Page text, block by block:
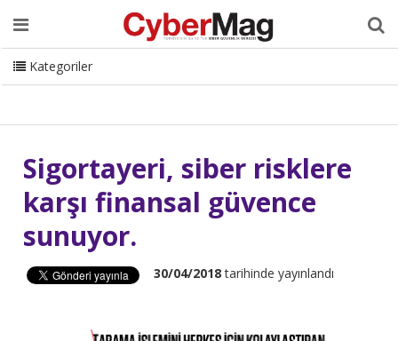
Ana Sayfa Hakkımızda Dergi Editörden
Danışmanlık
ISC Turkey Sizden Gelenler
İletişim
CyberMag Logo
Kategoriler
Sigortayeri, siber risklere
karşı finansal güvence
sunuyor.
30/04/2018tarihinde yayınlandı